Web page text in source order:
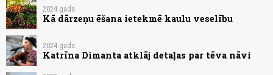
2024.gads
Kā dārzeņu ēšana ietekmē kaulu veselību
2024.gads
Katrīna Dimanta atklāj detaļas par tēva nāvi